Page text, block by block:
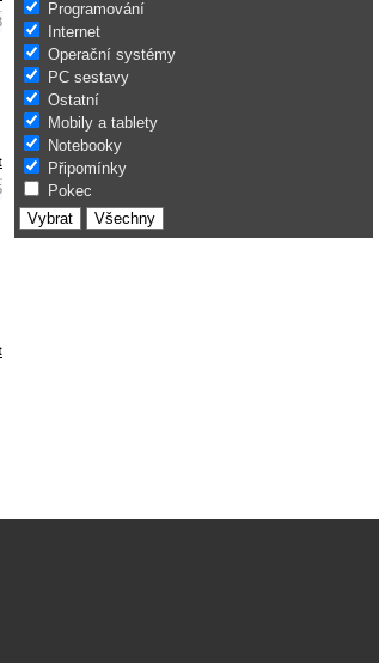
Programování
Internet
Operační systémy
PC sestavy
Ostatní
Mobily a tablety
Notebooky
Připomínky
Pokec